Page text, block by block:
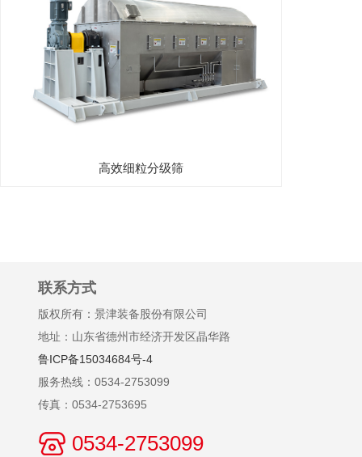
高效细粒分级筛
联系方式
版权所有：景津装备股份有限公司
地址：山东省德州市经济开发区晶华路
鲁ICP备15034684号-4
服务热线：0534-2753099
传真：0534-2753695
0534-2753099